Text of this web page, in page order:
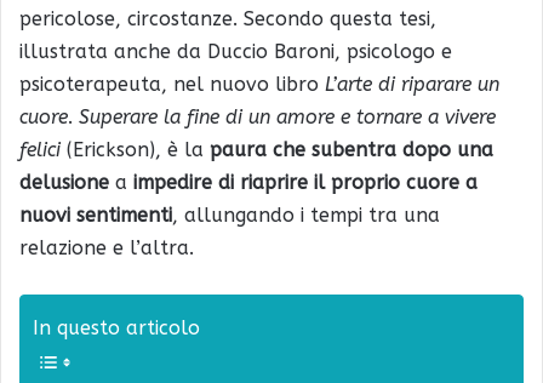
pericolose, circostanze. Secondo questa tesi,
illustrata anche da Duccio Baroni, psicologo e
psicoterapeuta, nel nuovo libro L’arte di riparare un
cuore. Superare la fine di un amore e tornare a vivere
felici (Erickson), è la paura che subentra dopo una
delusione a impedire di riaprire il proprio cuore a
nuovi sentimenti, allungando i tempi tra una
relazione e l’altra.
In questo articolo